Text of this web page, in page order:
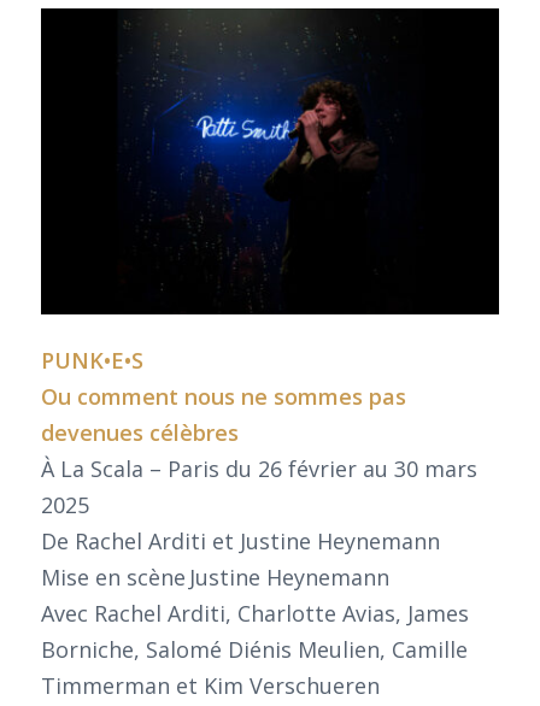
PUNK•E•S
Ou comment nous ne sommes pas
devenues célèbres
À La Scala – Paris du 26 février au 30 mars
2025
De Rachel Arditi et Justine Heynemann
Mise en scène Justine Heynemann
Avec Rachel Arditi, Charlotte Avias, James
Borniche, Salomé Diénis Meulien, Camille
Timmerman et Kim Verschueren